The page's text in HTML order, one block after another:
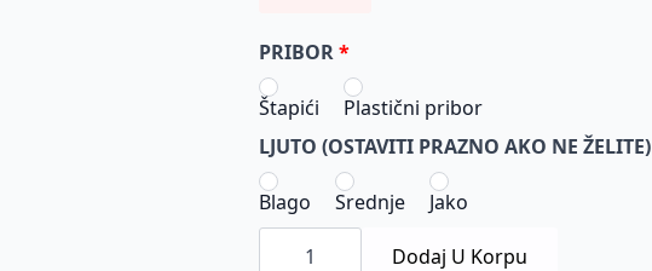
1.080 rsd
PRIBOR
Štapići
Plastični pribor
LJUTO (OSTAVITI PRAZNO AKO NE ŽELITE)
Blago Srednje
Jako
52.
Svinjetina Dodaj U Korpu